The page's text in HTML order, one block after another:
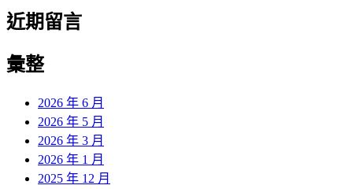
近期留言
彙整
2026 年 6 月
2026 年 5 月
2026 年 3 月
2026 年 1 月
2025 年 12 月